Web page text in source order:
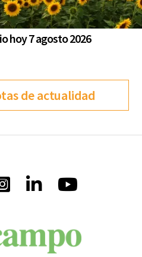
hoy 7 agosto 2026
de actualidad